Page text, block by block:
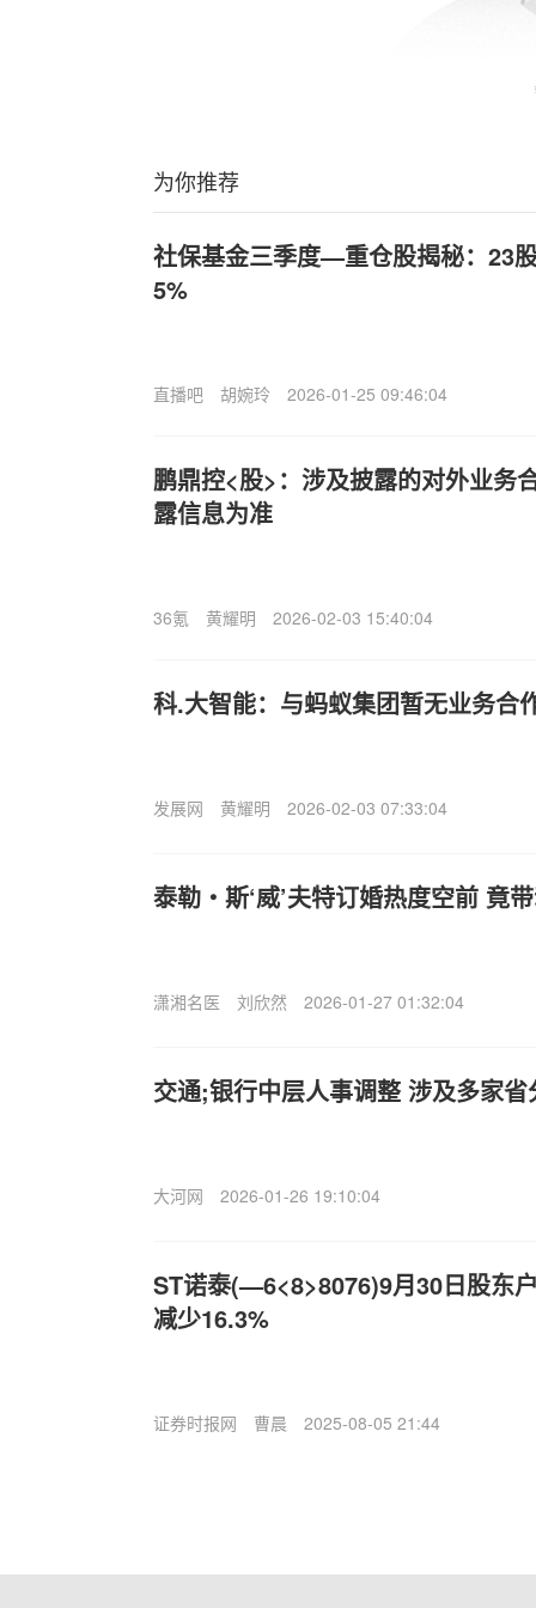
为你推荐
社保基金三季度—重仓股揭秘：23
5%
直播吧 胡婉玲 2026-01-25 09:46:04
鹏鼎控<股>：涉及披露的对外业务
露信息为准
36氪 黄耀明 2026-02-03 15:40:04
科.大智能：与蚂蚁集团暂无业务合
发展网 黄耀明 2026-02-03 07:33:04
泰勒・斯‘威’夫特订婚热度空前 竟
潇湘名医 刘欣然 2026-01-27 01:32:04
交通;银行中层人事调整 涉及多家省
大河网 2026-01-26 19:10:04
ST诺泰(—6<8>8076)9月30日股东
减少16.3%
证券时报网 曹晨 2025-08-05 21:44